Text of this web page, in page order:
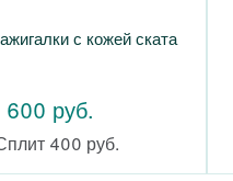
с кожей ската
600 руб.
400 руб.